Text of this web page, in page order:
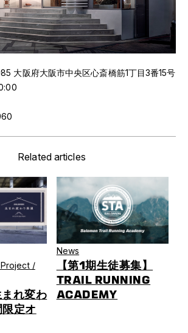
大阪府大阪市中央区心斎橋筋1丁目3番15号
Related articles
Project /
れ変わ
限定オ
News
【第1期生徒募集】
TRAIL RUNNING
ACADEMY